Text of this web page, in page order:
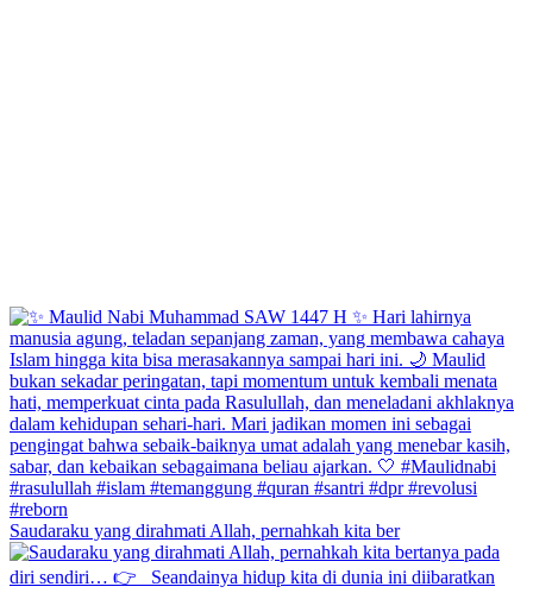
Saudaraku yang dirahmati Allah, pernahkah kita ber